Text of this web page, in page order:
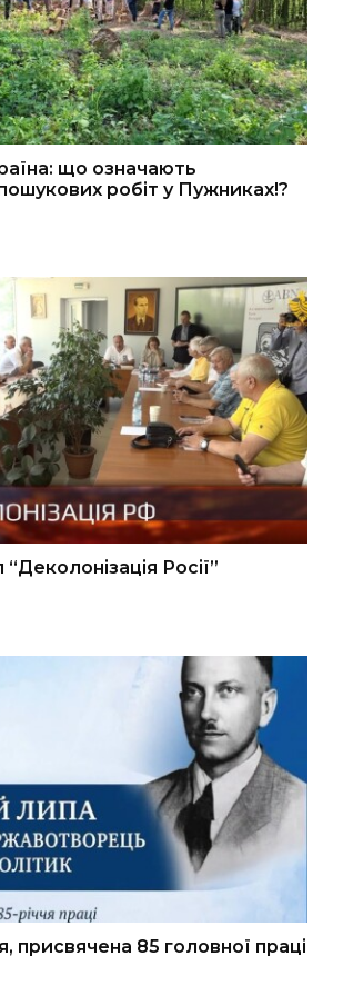
що означають
робіт у Пужниках!?
“Деколонізація Росії”
присвячена 85 головної праці